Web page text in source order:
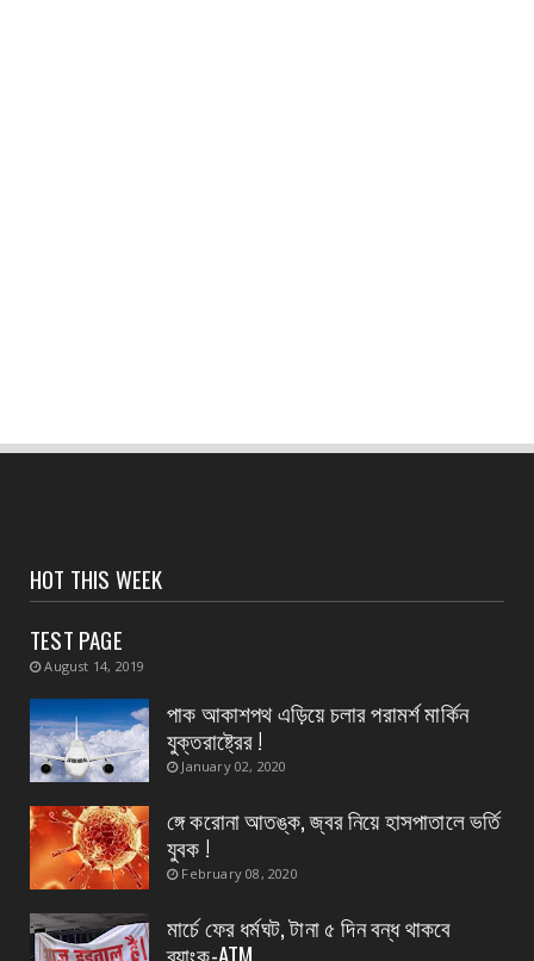
তুমি তোমার সবচেয়ে কাছের ৫ জনের গড়— আশিস
অদক্ষ কায়িক শ্রমের জন্য পশ্চিমবঙ্গ রাজ্যের ক্ষেত্রে
প্রযোজ্...
CONTACT
নদী বাঁধ পরিদর্শন করলেন হলদিয়ার বিধায়ক প্রদীপ
HOT THIS WEEK
TEST PAGE
August 14, 2019
পাক আকাশপথ এড়িয়ে চলার পরামর্শ মার্কিন
যুক্তরাষ্ট্রের !
January 02, 2020
ঙ্গে করোনা আতঙ্ক, জ্বর নিয়ে হাসপাতালে ভর্তি
যুবক !
February 08, 2020
মার্চে ফের ধর্মঘট, টানা ৫ দিন বন্ধ থাকবে
ব্যাংক-ATM